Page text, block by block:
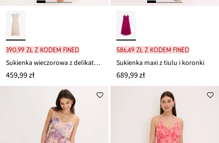
390,99 zł z kodem FINED
Sukienka wieczorowa z delikatnego tiulu z haftem z cekinami
459,99 zł
586,49 zł z kodem FINED
Sukienka maxi z tiulu i koronki
689,99 zł